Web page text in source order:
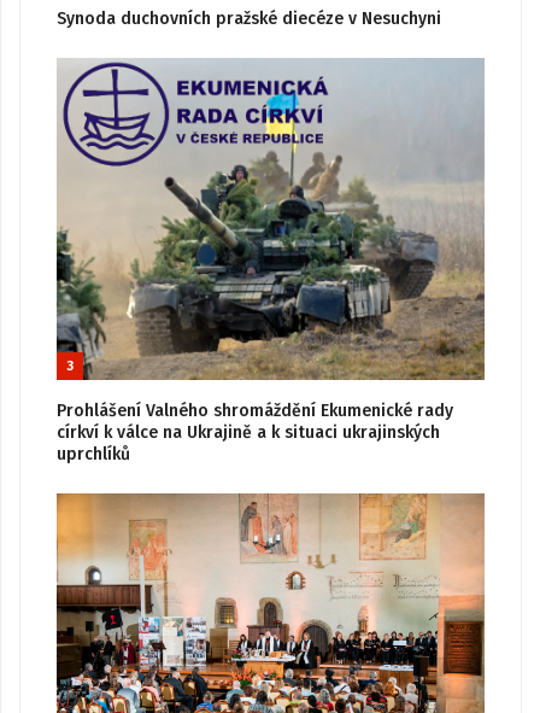
Synoda duchovních pražské diecéze v Nesuchyni
3
Prohlášení Valného shromáždění Ekumenické rady
církví k válce na Ukrajině a k situaci ukrajinských
uprchlíků